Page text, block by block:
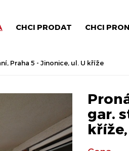
CHCI PRODAT CHCI
Praha 5 - Jinonice, ul. U kříže
gar.
kříže,